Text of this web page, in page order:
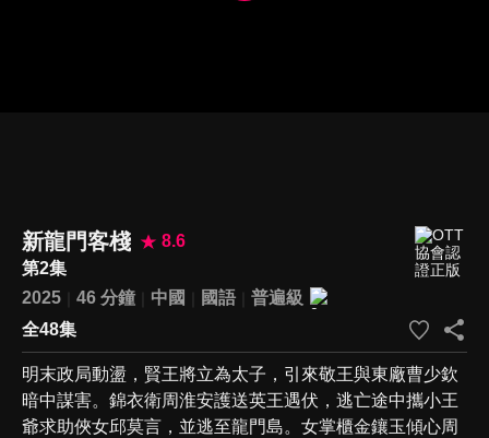
新龍門客棧
8.6
第2集
2025
46 分鐘 中國 國語
普遍級
全48集
明末政局動盪，賢王將立為太子，引來敬王與東廠曹少欽
暗中謀害。錦衣衛周淮安護送英王遇伏，逃亡途中攜小王
爺求助俠女邱莫言，並逃至龍門島。女掌櫃金鑲玉傾心周